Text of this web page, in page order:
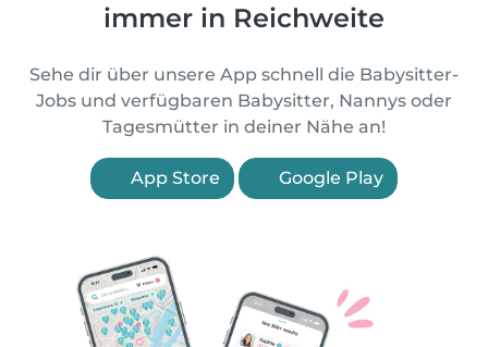
immer in Reichweite
Sehe dir über unsere App schnell die Babysitter-
Jobs und verfügbaren Babysitter, Nannys oder
Tagesmütter in deiner Nähe an!
App Store Google Play